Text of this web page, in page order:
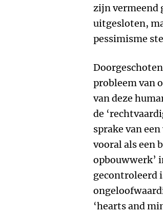
zijn vermeend
uitgesloten,
pessimisme
probleem van
van deze
de
sprake van
vooral als een
opbouwwerk’
gecontroleerd
‘hearts and